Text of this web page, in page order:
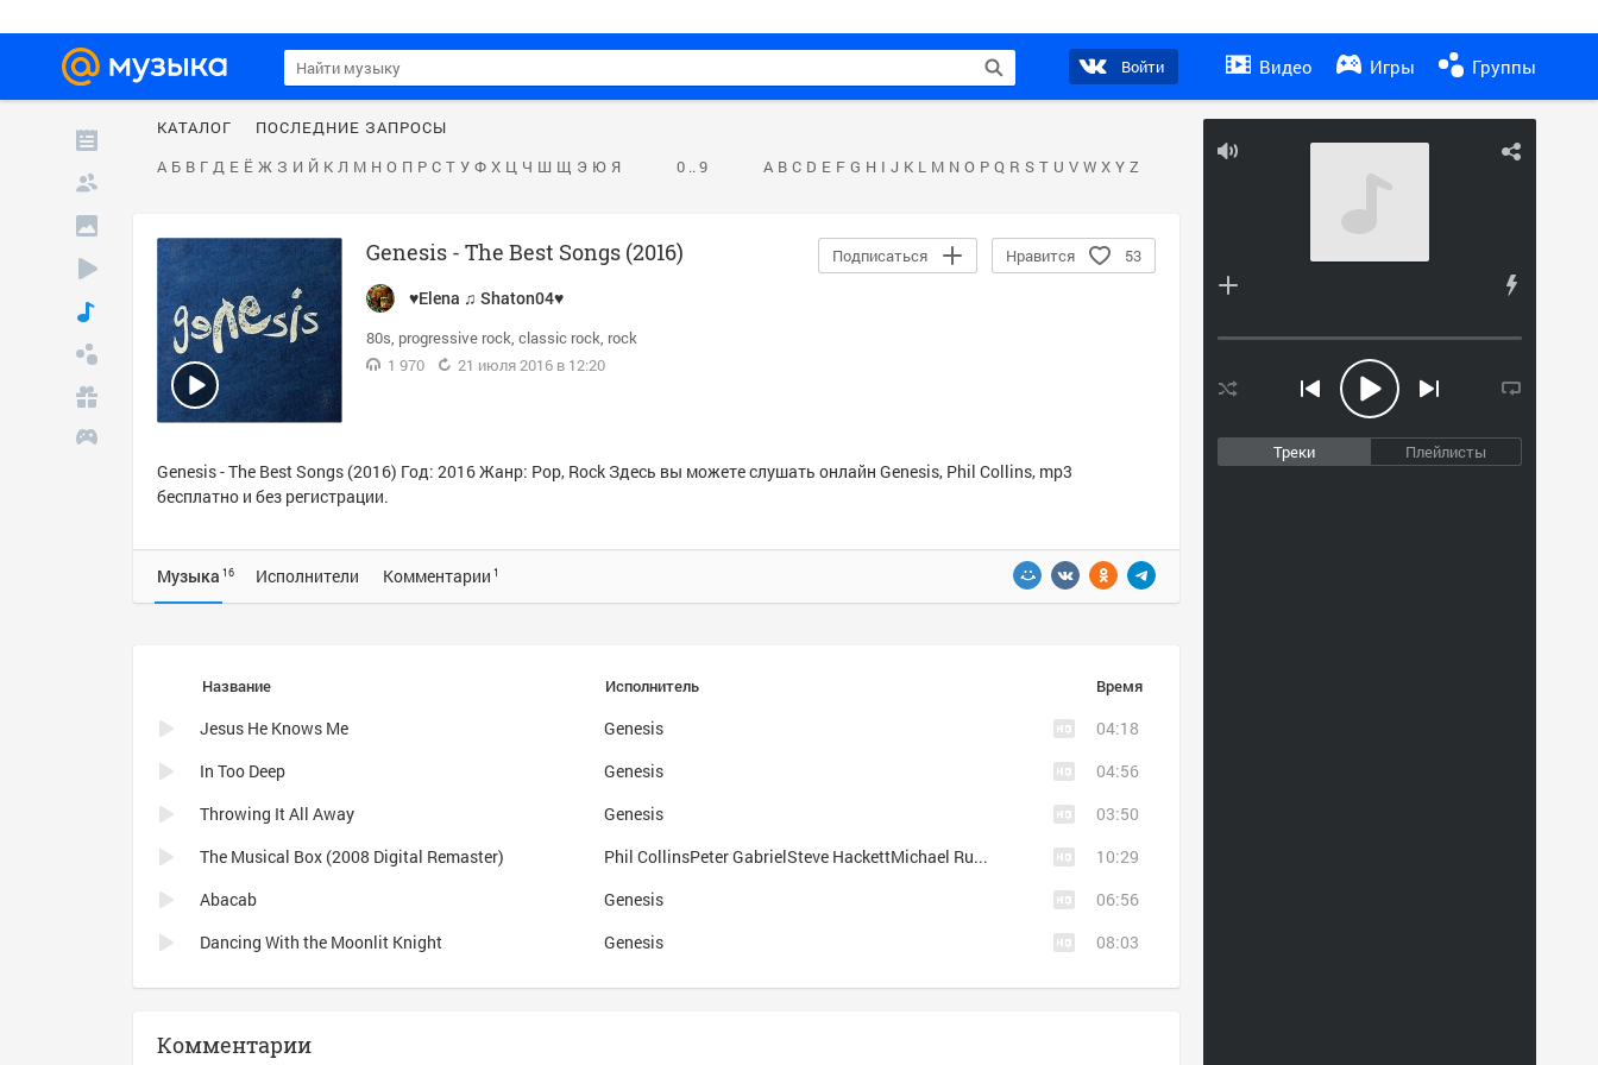
Войти Видео Игры Группы
Треки Плейлисты
КАТАЛОГ
ПОСЛЕДНИЕ ЗАПРОСЫ
А Б В Г Д Е Ё Ж З И Й К Л М Н О П Р С Т У Ф Х Ц Ч Ш Щ Э Ю Я 0 .. 9 A B C D E F G H I J K L M N O P Q R S T U V W X Y Z
Подписаться Нравится 53
Genesis - The Best Songs (2016)
♥Elena ♫ Shaton04♥
80s progressive rock classic rock rock
1 970
21 июля 2016 в 12:20
Genesis - The Best Songs (2016) Год: 2016 Жанр: Pop, Rock Здесь вы можете слушать онлайн Genesis, Phil Collins, mp3
бесплатно и без регистрации.
Музыка 16 Исполнители Комментарии 1
Название Исполнитель Время
Jesus He Knows Me Genesis
04:18
In Too Deep
Genesis
04:56
Throwing It All Away
Genesis
03:50
The Musical Box (2008 Digital Remaster)
Phil CollinsPeter GabrielSteve HackettMichael RutherfordTony Banks
10:29
Abacab
Genesis
06:56
Dancing With the Moonlit Knight
Genesis 08:03
Комментарии